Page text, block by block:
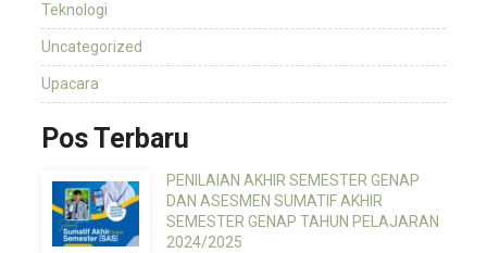
Teknologi
Uncategorized
Upacara
Pos Terbaru
PENILAIAN AKHIR SEMESTER GENAP
DAN ASESMEN SUMATIF AKHIR
SEMESTER GENAP TAHUN PELAJARAN
2024/2025